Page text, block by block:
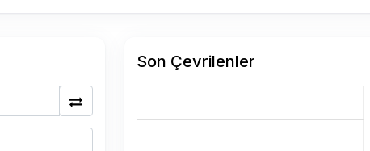
Son Çevrilenler